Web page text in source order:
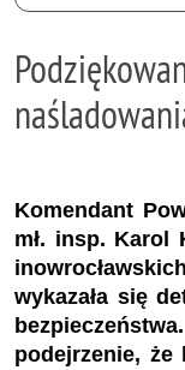
Komendant
mł. insp. Karol
wykazała się
podejrzenie, że